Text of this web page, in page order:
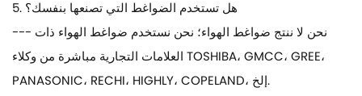
5. هل تستخدم الضواغط التي تصنعها بنفسك؟
--- نحن لا ننتج ضواغط الهواء؛ نحن نستخدم ضواغط الهواء ذات
العلامات التجارية مباشرة من وكلاء TOSHIBA، GMCC، GREE،
PANASONIC، RECHI، HIGHLY، COPELAND، إلخ.